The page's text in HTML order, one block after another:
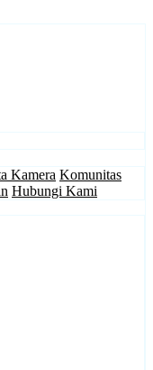
Kamera Komunitas
Hubungi Kami